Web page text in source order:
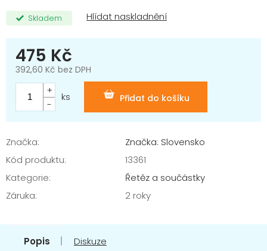
Skladem
475 Kč
392,60 Kč bez DPH
Měrná
cena:
Přidat do košíku
ks
Značka:
Značka: Slovensko
Kód produktu:
13361
Kategorie:
Řetěz a součástky
Záruka: 2 roky
Popis Diskuze